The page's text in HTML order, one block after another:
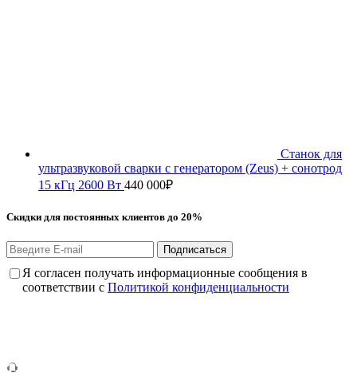
Станок для
ультразвуковой сварки с генератором (Zeus) + сонотрод
15 кГц 2600 Вт 440 000₽
Скидки для постоянных клиентов до 20%
Подписаться
Я согласен получать информационные сообщения в
соответствии с Политикой конфиденциальности